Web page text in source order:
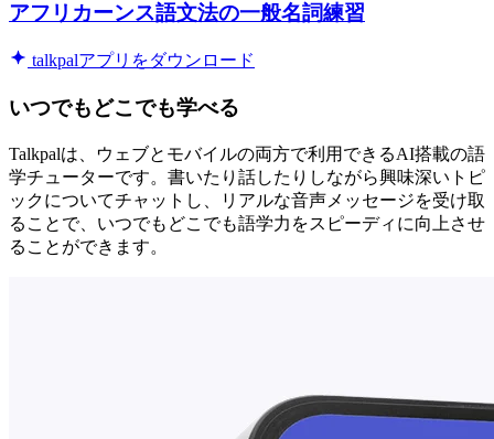
アフリカーンス語文法の一般名詞練習
talkpalアプリをダウンロード
いつでもどこでも学べる
Talkpalは、ウェブとモバイルの両方で利用できるAI搭載の語
学チューターです。書いたり話したりしながら興味深いトピ
ックについてチャットし、リアルな音声メッセージを受け取
ることで、いつでもどこでも語学力をスピーディに向上させ
ることができます。